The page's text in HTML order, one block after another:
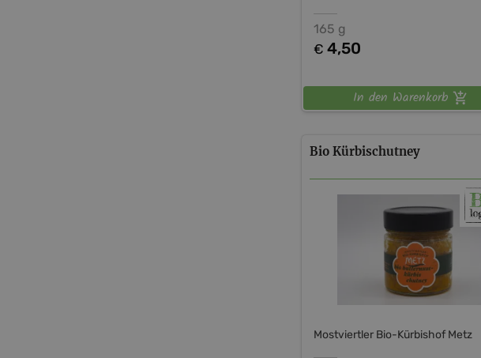
165 g
€ 4,50
In den Warenkorb
Bio Kürbischutney
Mostviertler Bio-Kürbishof Metz